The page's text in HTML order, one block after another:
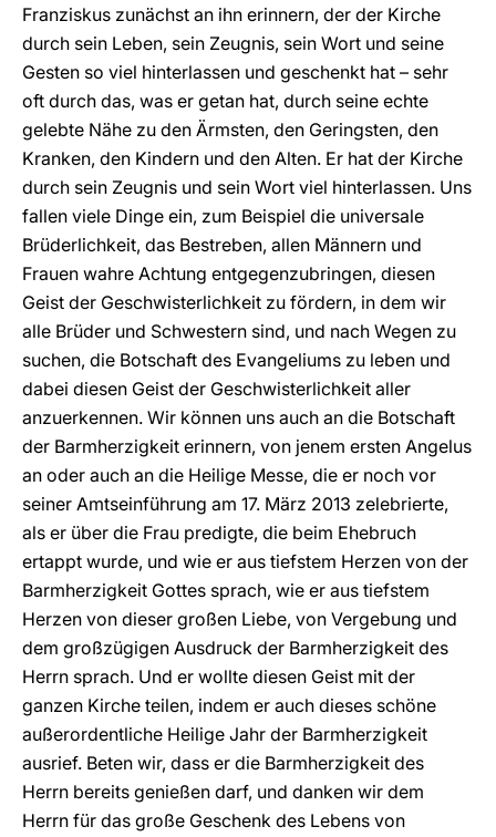
Franziskus zunächst an ihn erinnern, der der Kirche
durch sein Leben, sein Zeugnis, sein Wort und seine
Gesten so viel hinterlassen und geschenkt hat – sehr
oft durch das, was er getan hat, durch seine echte
gelebte Nähe zu den Ärmsten, den Geringsten, den
Kranken, den Kindern und den Alten. Er hat der Kirche
durch sein Zeugnis und sein Wort viel hinterlassen. Uns
fallen viele Dinge ein, zum Beispiel die universale
Brüderlichkeit, das Bestreben, allen Männern und
Frauen wahre Achtung entgegenzubringen, diesen
Geist der Geschwisterlichkeit zu fördern, in dem wir
alle Brüder und Schwestern sind, und nach Wegen zu
suchen, die Botschaft des Evangeliums zu leben und
dabei diesen Geist der Geschwisterlichkeit aller
anzuerkennen. Wir können uns auch an die Botschaft
der Barmherzigkeit erinnern, von jenem ersten Angelus
an oder auch an die Heilige Messe, die er noch vor
seiner Amtseinführung am 17. März 2013 zelebrierte,
als er über die Frau predigte, die beim Ehebruch
ertappt wurde, und wie er aus tiefstem Herzen von der
Barmherzigkeit Gottes sprach, wie er aus tiefstem
Herzen von dieser großen Liebe, von Vergebung und
dem großzügigen Ausdruck der Barmherzigkeit des
Herrn sprach. Und er wollte diesen Geist mit der
ganzen Kirche teilen, indem er auch dieses schöne
außerordentliche Heilige Jahr der Barmherzigkeit
ausrief. Beten wir, dass er die Barmherzigkeit des
Herrn bereits genießen darf, und danken wir dem
Herrn für das große Geschenk des Lebens von